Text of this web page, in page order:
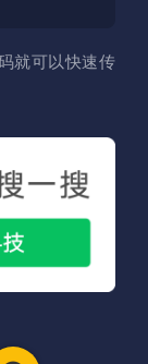
就可以快速传